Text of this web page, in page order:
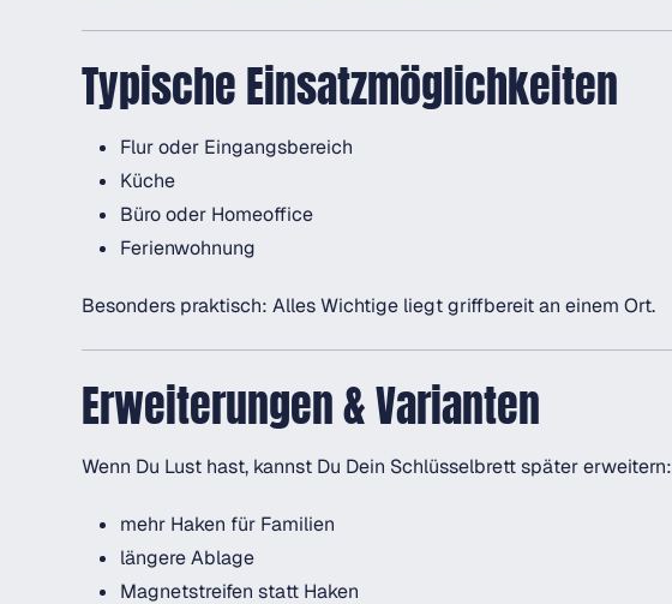
Typische Einsatzmöglichkeiten
Flur oder Eingangsbereich
Küche
Büro oder Homeoffice
Ferienwohnung
Besonders praktisch: Alles Wichtige liegt griffbereit an einem Ort.
Erweiterungen & Varianten
Wenn Du Lust hast, kannst Du Dein Schlüsselbrett später erweitern:
mehr Haken für Familien
längere Ablage
Magnetstreifen statt Haken